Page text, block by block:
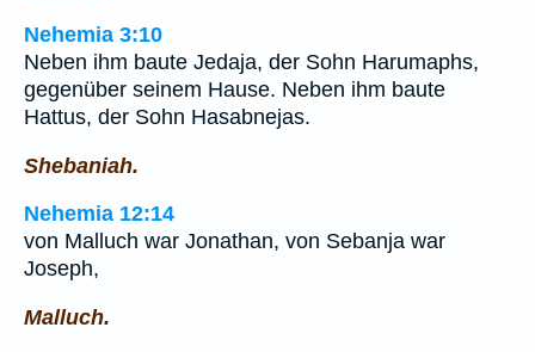
Nehemia 3:10
Neben ihm baute Jedaja, der Sohn Harumaphs,
gegenüber seinem Hause. Neben ihm baute
Hattus, der Sohn Hasabnejas.
Shebaniah.
Nehemia 12:14
von Malluch war Jonathan, von Sebanja war
Joseph,
Malluch.